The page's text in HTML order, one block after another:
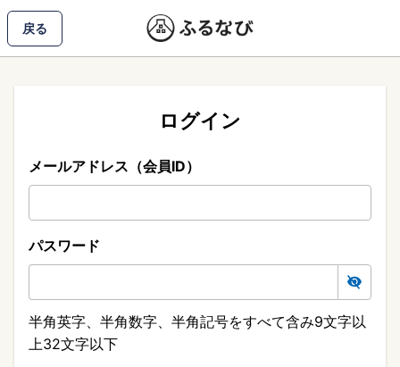
戻る
ログイン
メールアドレス（会員ID）
パスワード
半角英字、半角数字、半角記号をすべて含み9文字以
上32文字以下